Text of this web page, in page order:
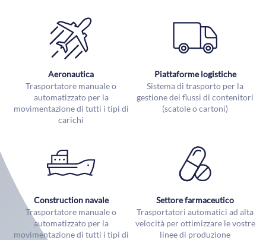
Aeronautica
Trasportatore manuale o
automatizzato per la
movimentazione di tutti i tipi di
carichi
Piattaforme logistiche
Sistema di trasporto per la
gestione dei flussi di contenitori
(scatole o cartoni)
Construction navale
Trasportatore manuale o
automatizzato per la
movimentazione di tutti i tipi di
Settore farmaceutico
Trasportatori automatici ad alta
velocità per ottimizzare le vostre
linee di produzione